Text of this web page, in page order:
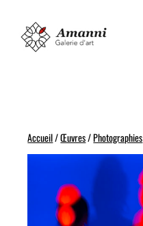
Accueil/Œuvres/Photographies